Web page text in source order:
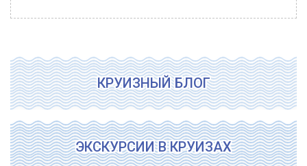
КРУИЗНЫЙ БЛОГ
ЭКСКУРСИИ В КРУИЗАХ